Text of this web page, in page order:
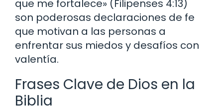
que me fortalece» (Filipenses 4:13)
son poderosas declaraciones de fe
que motivan a las personas a
enfrentar sus miedos y desafíos con
valentía.
Frases Clave de Dios en la
Biblia